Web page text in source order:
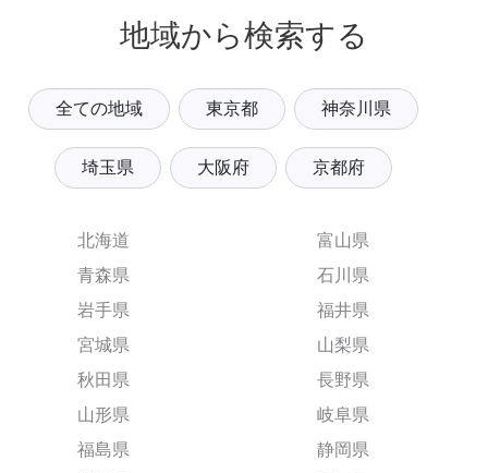
地域から検索する
全ての地域 東京都 神奈川県
埼玉県 大阪府 京都府
北海道
青森県
岩手県
宮城県
秋田県
山形県
福島県
富山県
石川県
福井県
山梨県
長野県
岐阜県
静岡県